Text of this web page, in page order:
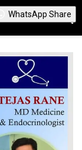
WhatsApp Share